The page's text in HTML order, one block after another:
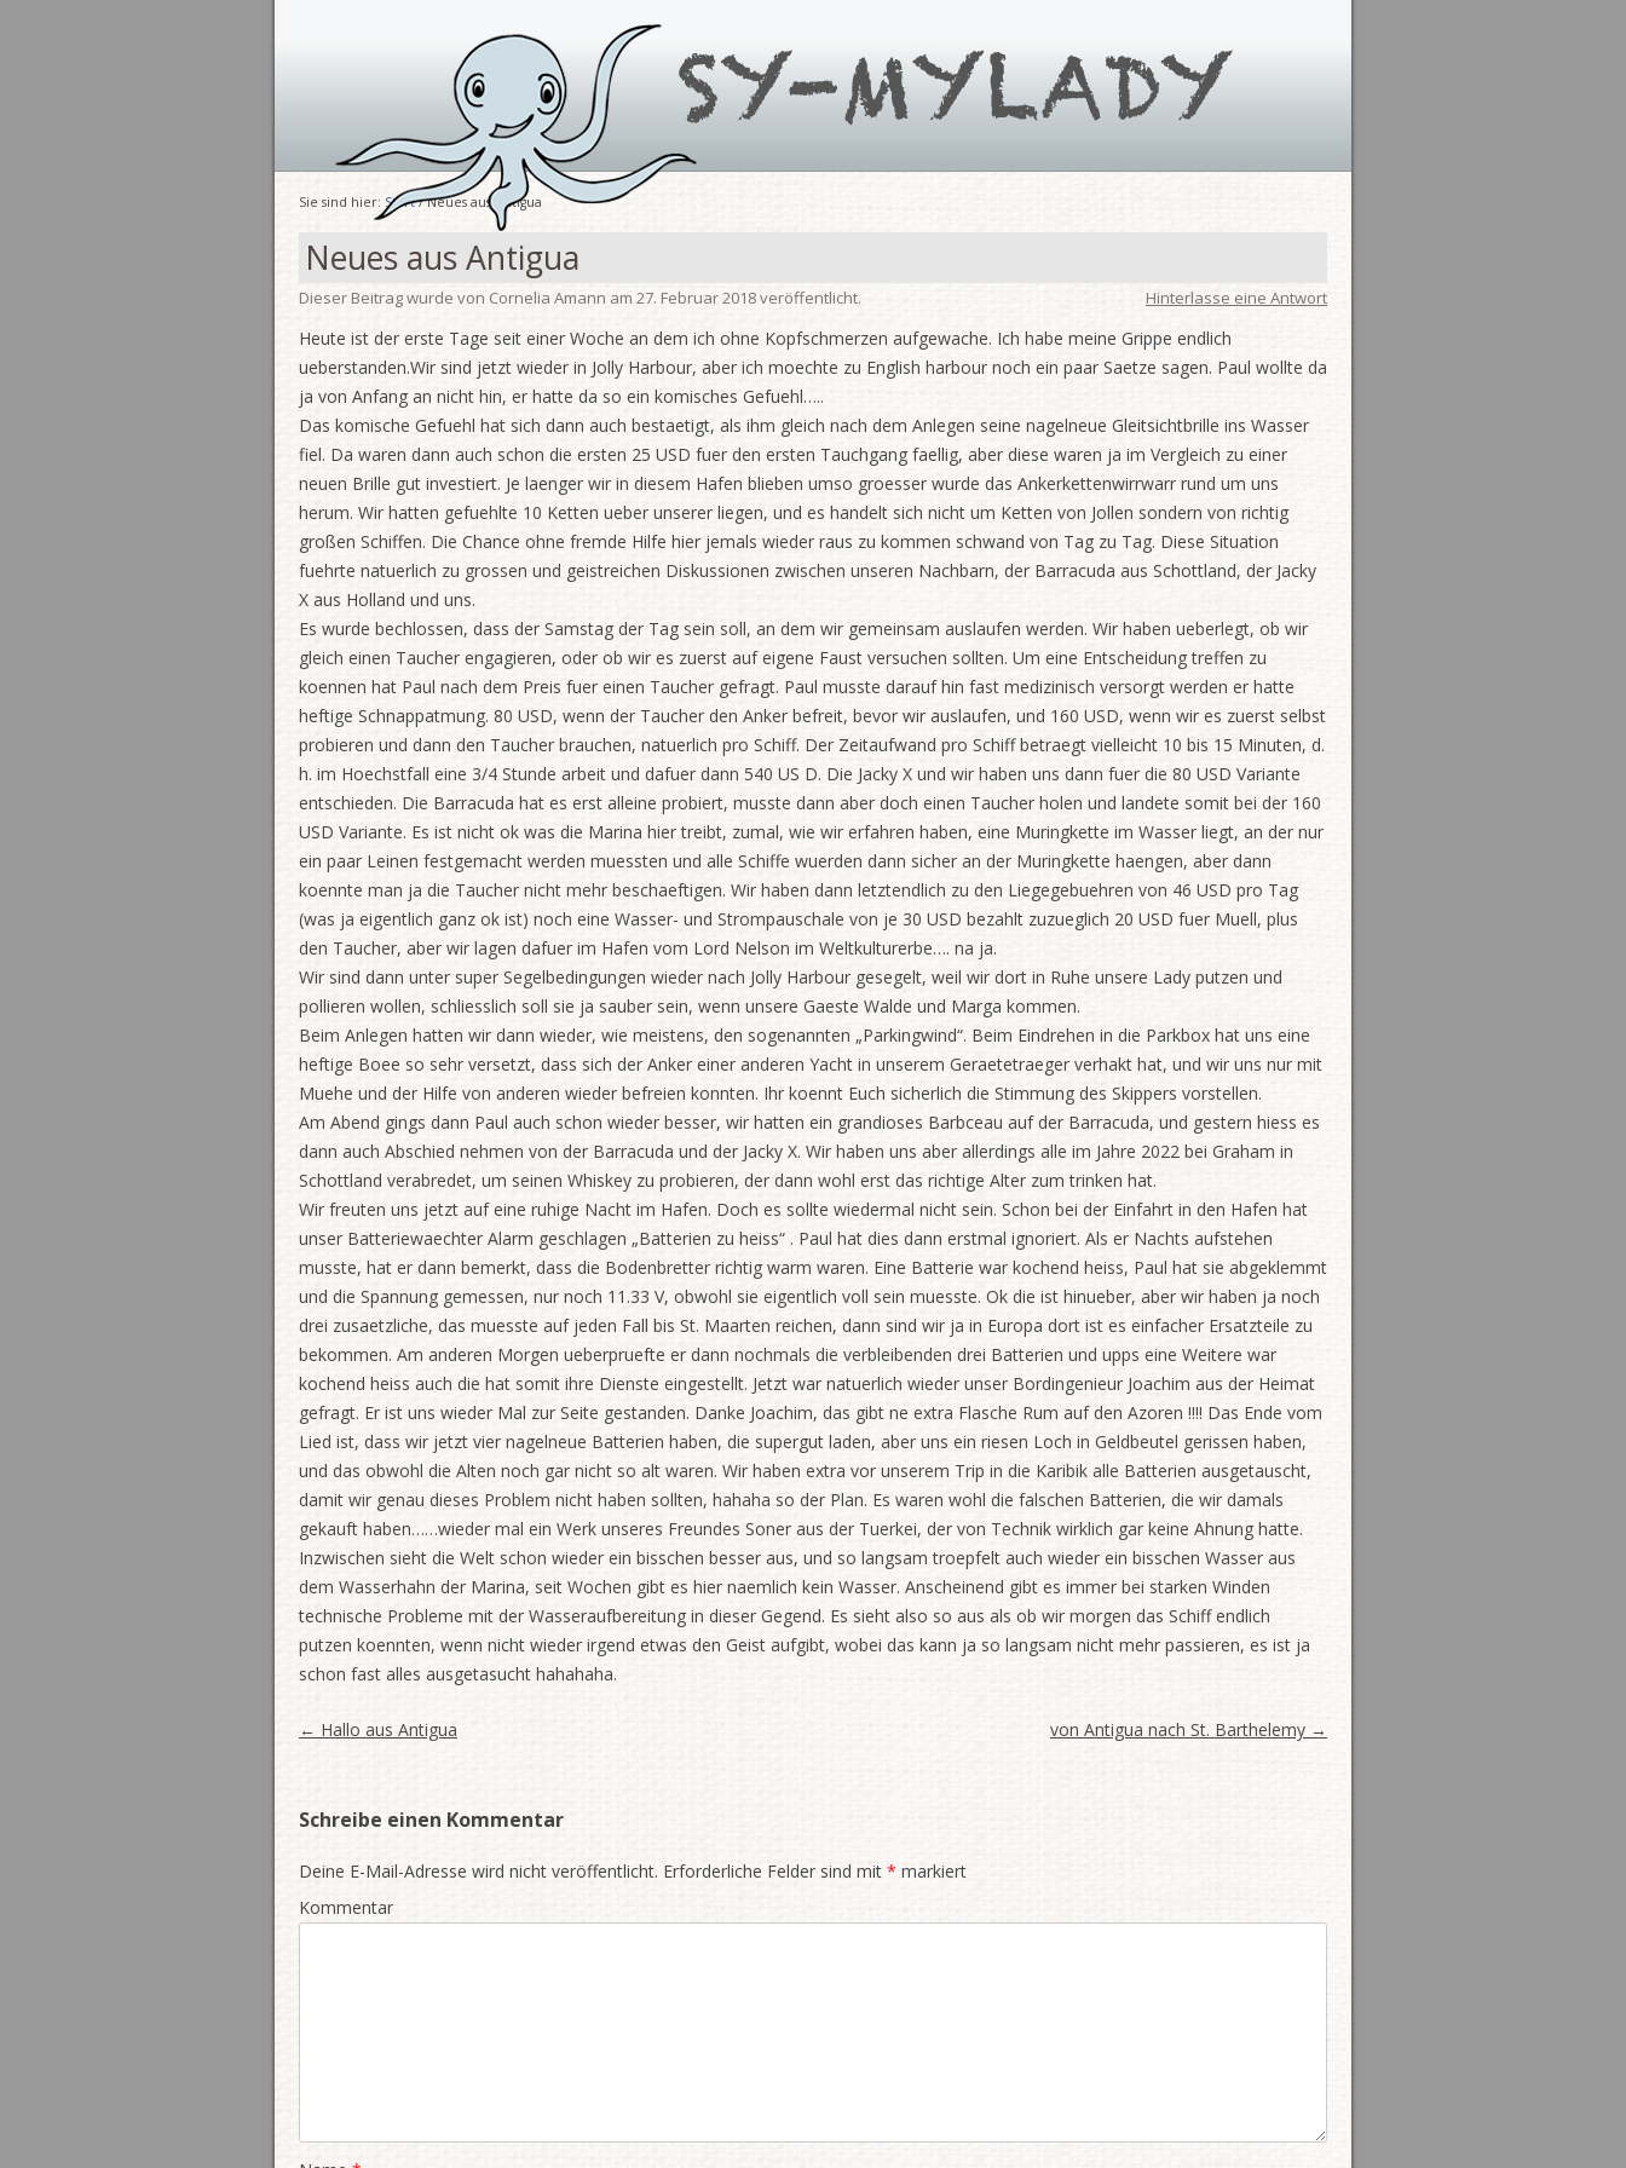
Sie sind hier: Start/ Neues aus Antigua
Neues aus Antigua
Dieser Beitrag wurde von Cornelia Amann am 27. Februar 2018veröffentlicht. Hinterlasse eine Antwort
Heute ist der erste Tage seit einer Woche an dem ich ohne Kopfschmerzen aufgewache. Ich habe meine Grippe endlich
ueberstanden.Wir sind jetzt wieder in Jolly Harbour, aber ich moechte zu English harbour noch ein paar Saetze sagen. Paul wollte da
ja von Anfang an nicht hin, er hatte da so ein komisches Gefuehl…..
Das komische Gefuehl hat sich dann auch bestaetigt, als ihm gleich nach dem Anlegen seine nagelneue Gleitsichtbrille ins Wasser
fiel. Da waren dann auch schon die ersten 25 USD fuer den ersten Tauchgang faellig, aber diese waren ja im Vergleich zu einer
neuen Brille gut investiert. Je laenger wir in diesem Hafen blieben umso groesser wurde das Ankerkettenwirrwarr rund um uns
herum. Wir hatten gefuehlte 10 Ketten ueber unserer liegen, und es handelt sich nicht um Ketten von Jollen sondern von richtig
großen Schiffen. Die Chance ohne fremde Hilfe hier jemals wieder raus zu kommen schwand von Tag zu Tag. Diese Situation
fuehrte natuerlich zu grossen und geistreichen Diskussionen zwischen unseren Nachbarn, der Barracuda aus Schottland, der Jacky
X aus Holland und uns.
Es wurde bechlossen, dass der Samstag der Tag sein soll, an dem wir gemeinsam auslaufen werden. Wir haben ueberlegt, ob wir
gleich einen Taucher engagieren, oder ob wir es zuerst auf eigene Faust versuchen sollten. Um eine Entscheidung treffen zu
koennen hat Paul nach dem Preis fuer einen Taucher gefragt. Paul musste darauf hin fast medizinisch versorgt werden er hatte
heftige Schnappatmung. 80 USD, wenn der Taucher den Anker befreit, bevor wir auslaufen, und 160 USD, wenn wir es zuerst selbst
probieren und dann den Taucher brauchen, natuerlich pro Schiff. Der Zeitaufwand pro Schiff betraegt vielleicht 10 bis 15 Minuten, d.
h. im Hoechstfall eine 3/4 Stunde arbeit und dafuer dann 540 US D. Die Jacky X und wir haben uns dann fuer die 80 USD Variante
entschieden. Die Barracuda hat es erst alleine probiert, musste dann aber doch einen Taucher holen und landete somit bei der 160
USD Variante. Es ist nicht ok was die Marina hier treibt, zumal, wie wir erfahren haben, eine Muringkette im Wasser liegt, an der nur
ein paar Leinen festgemacht werden muessten und alle Schiffe wuerden dann sicher an der Muringkette haengen, aber dann
koennte man ja die Taucher nicht mehr beschaeftigen. Wir haben dann letztendlich zu den Liegegebuehren von 46 USD pro Tag
(was ja eigentlich ganz ok ist) noch eine Wasser- und Strompauschale von je 30 USD bezahlt zuzueglich 20 USD fuer Muell, plus
den Taucher, aber wir lagen dafuer im Hafen vom Lord Nelson im Weltkulturerbe…. na ja.
Wir sind dann unter super Segelbedingungen wieder nach Jolly Harbour gesegelt, weil wir dort in Ruhe unsere Lady putzen und
pollieren wollen, schliesslich soll sie ja sauber sein, wenn unsere Gaeste Walde und Marga kommen.
Beim Anlegen hatten wir dann wieder, wie meistens, den sogenannten „Parkingwind“. Beim Eindrehen in die Parkbox hat uns eine
heftige Boee so sehr versetzt, dass sich der Anker einer anderen Yacht in unserem Geraetetraeger verhakt hat, und wir uns nur mit
Muehe und der Hilfe von anderen wieder befreien konnten. Ihr koennt Euch sicherlich die Stimmung des Skippers vorstellen.
Am Abend gings dann Paul auch schon wieder besser, wir hatten ein grandioses Barbceau auf der Barracuda, und gestern hiess es
dann auch Abschied nehmen von der Barracuda und der Jacky X. Wir haben uns aber allerdings alle im Jahre 2022 bei Graham in
Schottland verabredet, um seinen Whiskey zu probieren, der dann wohl erst das richtige Alter zum trinken hat.
Wir freuten uns jetzt auf eine ruhige Nacht im Hafen. Doch es sollte wiedermal nicht sein. Schon bei der Einfahrt in den Hafen hat
unser Batteriewaechter Alarm geschlagen „Batterien zu heiss“ . Paul hat dies dann erstmal ignoriert. Als er Nachts aufstehen
musste, hat er dann bemerkt, dass die Bodenbretter richtig warm waren. Eine Batterie war kochend heiss, Paul hat sie abgeklemmt
und die Spannung gemessen, nur noch 11.33 V, obwohl sie eigentlich voll sein muesste. Ok die ist hinueber, aber wir haben ja noch
drei zusaetzliche, das muesste auf jeden Fall bis St. Maarten reichen, dann sind wir ja in Europa dort ist es einfacher Ersatzteile zu
bekommen. Am anderen Morgen ueberpruefte er dann nochmals die verbleibenden drei Batterien und upps eine Weitere war
kochend heiss auch die hat somit ihre Dienste eingestellt. Jetzt war natuerlich wieder unser Bordingenieur Joachim aus der Heimat
gefragt. Er ist uns wieder Mal zur Seite gestanden. Danke Joachim, das gibt ne extra Flasche Rum auf den Azoren !!!! Das Ende vom
Lied ist, dass wir jetzt vier nagelneue Batterien haben, die supergut laden, aber uns ein riesen Loch in Geldbeutel gerissen haben,
und das obwohl die Alten noch gar nicht so alt waren. Wir haben extra vor unserem Trip in die Karibik alle Batterien ausgetauscht,
damit wir genau dieses Problem nicht haben sollten, hahaha so der Plan. Es waren wohl die falschen Batterien, die wir damals
gekauft haben……wieder mal ein Werk unseres Freundes Soner aus der Tuerkei, der von Technik wirklich gar keine Ahnung hatte.
Inzwischen sieht die Welt schon wieder ein bisschen besser aus, und so langsam troepfelt auch wieder ein bisschen Wasser aus
dem Wasserhahn der Marina, seit Wochen gibt es hier naemlich kein Wasser. Anscheinend gibt es immer bei starken Winden
technische Probleme mit der Wasseraufbereitung in dieser Gegend. Es sieht also so aus als ob wir morgen das Schiff endlich
putzen koennten, wenn nicht wieder irgend etwas den Geist aufgibt, wobei das kann ja so langsam nicht mehr passieren, es ist ja
schon fast alles ausgetasucht hahahaha.
Artikel-Navigation
← Hallo aus Antigua von Antigua nach St. Barthelemy →
Schreibe einen Kommentar
Deine E-Mail-Adresse wird nicht veröffentlicht. Erforderliche Felder sind mit * markiert
Kommentar